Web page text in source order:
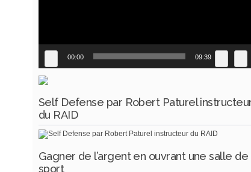
00:00 09:39
Self Defense par Robert Paturel
du RAID
Gagner de l’argent en ouvrant une salle de
sport